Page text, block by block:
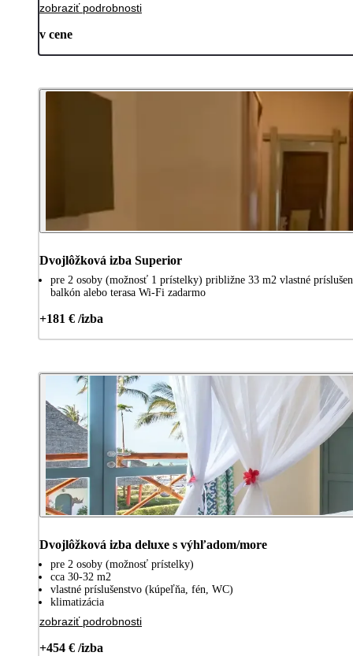
zobraziť podrobnosti
v cene
Dvojlôžková izba Superior
pre 2 osoby (možnosť 1 prístelky) približne 33 m2 vlastné
balkón alebo terasa Wi-Fi zadarmo
+181 € /izba
Dvojlôžková izba deluxe s výhľadom/more
pre 2 osoby (možnosť prístelky)
cca 30-32 m2
vlastné príslušenstvo (kúpeľňa, fén, WC)
klimatizácia
zobraziť podrobnosti
+454 € /izba